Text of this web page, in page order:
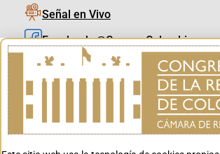
Señal en Vivo
Facebook_@CamaraColombia
Instagram_@CamaraColombia
X_@CamaraColombia
Youtube_@CamaraColombia